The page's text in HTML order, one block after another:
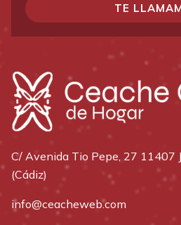
TE
C/ Avenida Tio Pepe, 27 11407
(Cádiz)
info@ceacheweb.com